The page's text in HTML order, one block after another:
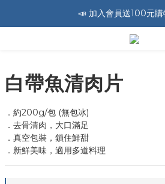
🚛 全館消費滿1200免
🚛 全館消費滿1200免
📣 加入會員送100元購
白帶魚清肉片
．約200g/包 (無包冰)
．去骨清肉，大口滿足
．真空包裝，鎖住鮮甜
．新鮮美味，適用多道料理